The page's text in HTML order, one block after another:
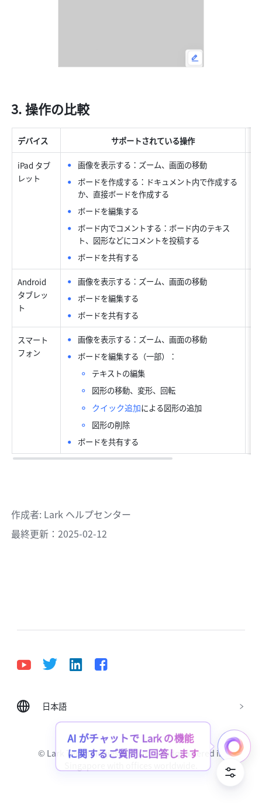
操作の比較
デバイス サポートされている操作
iPad タブ
レット
画像を表示する：ズーム、画面の移動
ボードを作成する：ドキュメント内で作成する
か、直接ボードを作成する
ボードを編集する
ボード内でコメントする：ボード内のテキス
ト、図形などにコメントを投稿する
ボードを共有する
Android
タブレッ
ト
画像を表示する：ズーム、画面の移動
ボードを編集する
ボードを共有する
スマート
フォン
画像を表示する：ズーム、画面の移動
ボードを編集する（一部）：
テキストの編集
図形の移動、変形、回転
クイック追加による図形の追加
図形の削除
ボードを共有する
作成者: Lark ヘルプセンター
最終更新：2025-02-12
日本語
Bahasa Indonesia Deutsch English
Español
Italiano
Português (Brasil)
Tiếng Việt
ไทย 한국어 日本語
中文
Русский язык
हिन्दी
© Lark Technologies Pte. Ltd. Headquartered in
AI がチャットで Lark の機能
に関するご質問に回答します